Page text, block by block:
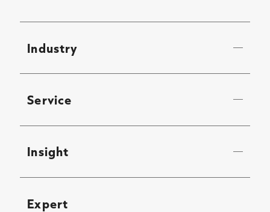
Industry
Service
Insight
Expert